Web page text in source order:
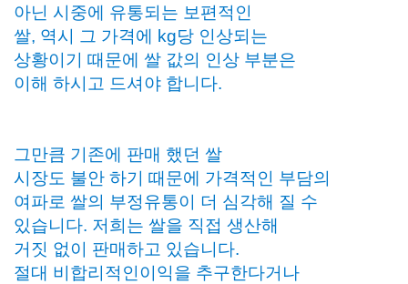
아닌 시중에 유통되는 보편적인
쌀, 역시 그 가격에 kg당 인상되는
상황이기 때문에 쌀 값의 인상 부분은
이해 하시고 드셔야 합니다.
그만큼 기존에 판매 했던 쌀
시장도 불안 하기 때문에 가격적인 부담의
여파로 쌀의 부정유통이 더 심각해 질 수
있습니다. 저희는 쌀을 직접 생산해
거짓 없이 판매하고 있습니다.
절대 비합리적인이익을 추구한다거나